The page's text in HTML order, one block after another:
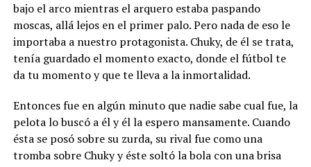
bajo el arco mientras el arquero estaba paspando
moscas, allá lejos en el primer palo. Pero nada de eso le
importaba a nuestro protagonista. Chuky, de él se trata,
tenía guardado el momento exacto, donde el fútbol te
da tu momento y que te lleva a la inmortalidad.
Entonces fue en algún minuto que nadie sabe cual fue, la
pelota lo buscó a él y él la espero mansamente. Cuando
ésta se posó sobre su zurda, su rival fue como una
tromba sobre Chuky y éste soltó la bola con una brisa